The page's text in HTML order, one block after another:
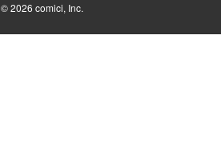
© 2026 comici, Inc.